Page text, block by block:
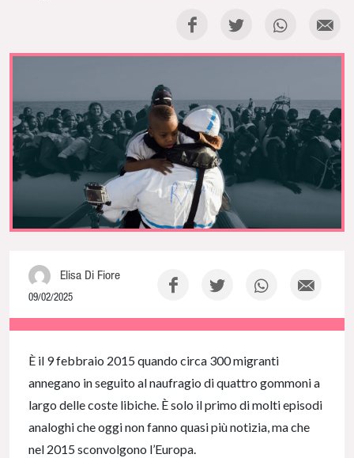
Elisa Di Fiore
09/02/2025
NaN% Complete
È il 9 febbraio 2015 quando circa 300 migranti
annegano in seguito al naufragio di quattro gommoni a
largo delle coste libiche. È solo il primo di molti episodi
analoghi che oggi non fanno quasi più notizia, ma che
nel 2015 sconvolgono l’Europa.